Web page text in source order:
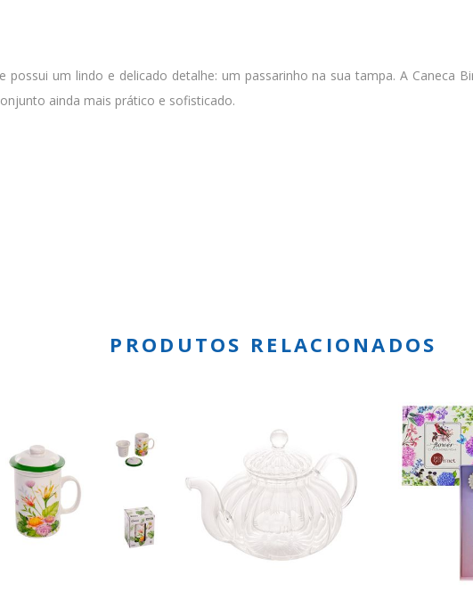
possui um lindo e delicado detalhe: um passarinho na sua tampa. A Caneca
ainda mais prático e sofisticado.
PRODUTOS RELACIONADOS